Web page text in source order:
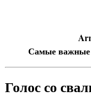
Самые важные
Голос со